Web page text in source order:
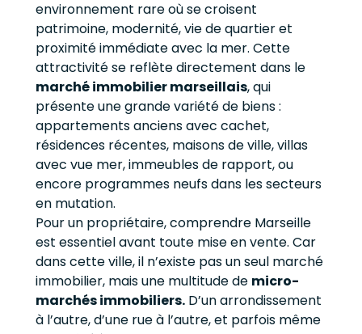
environnement rare où se croisent
patrimoine, modernité, vie de quartier et
proximité immédiate avec la mer. Cette
attractivité se reflète directement dans le
marché immobilier marseillais, qui
présente une grande variété de biens :
appartements anciens avec cachet,
résidences récentes, maisons de ville, villas
avec vue mer, immeubles de rapport, ou
encore programmes neufs dans les secteurs
en mutation.
Pour un propriétaire, comprendre Marseille
est essentiel avant toute mise en vente. Car
dans cette ville, il n’existe pas un seul marché
immobilier, mais une multitude de micro-
marchés immobiliers. D’un arrondissement
à l’autre, d’une rue à l’autre, et parfois même